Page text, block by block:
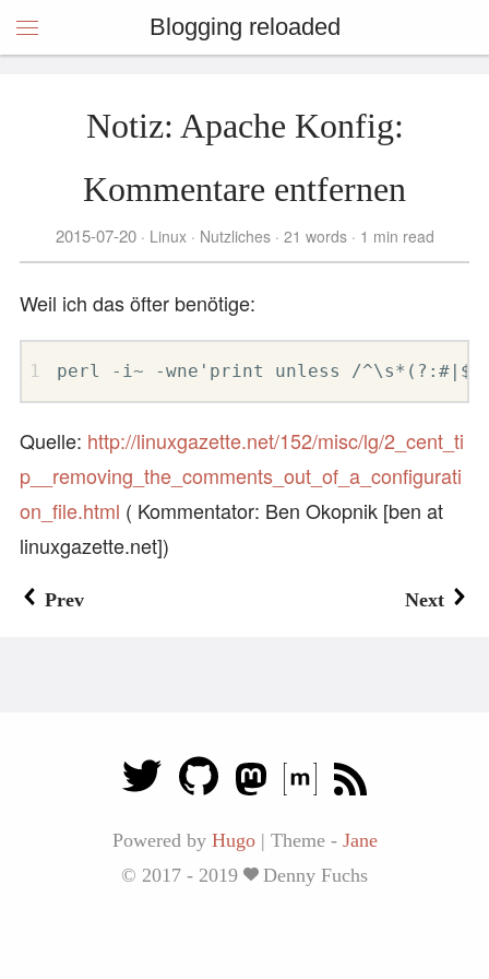
Blogging reloaded
Notiz: Apache Konfig:
Kommentare entfernen
2015-07-20 Linux Nutzliches 21 words 1 min read
Weil ich das öfter benötige:
perl -i~ -wne'print unless /
Quelle: http://linuxgazette.net/152/misc/lg/2_cent_ti
p__removing_the_comments_out_of_a_configurati
on_file.html ( Kommentator: Ben Okopnik [ben at
linuxgazette.net])
Prev Next
Powered by Hugo | Theme - Jane
© 2017 - 2019
Denny Fuchs